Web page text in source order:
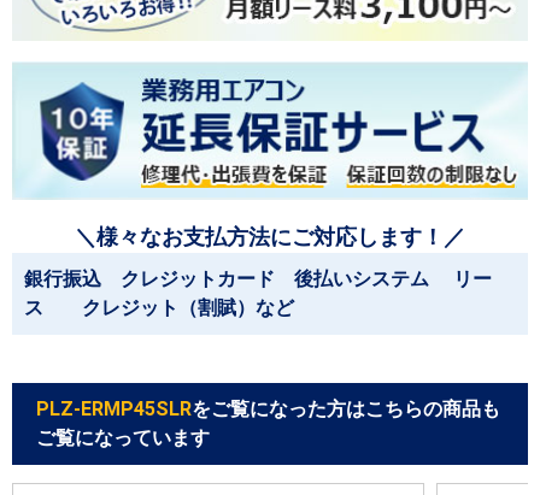
＼様々なお支払方法にご対応します！／
銀行振込 クレジットカード 後払いシステム リー
ス クレジット（割賦）など
PLZ-ERMP45SLRをご覧になった方はこちらの商品も
ご覧になっています